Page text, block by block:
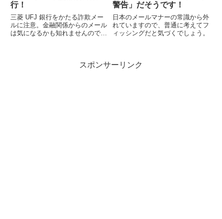
行！
三菱 UFJ 銀行をかたる詐欺メー
ルに注意。金融関係からのメール
は気になるかも知れませんので注
警告」だそうです！
日本のメールマナーの常識から外
れていますので、普通に考えてフ
ィッシングだと気づくでしょう。
スポンサーリンク